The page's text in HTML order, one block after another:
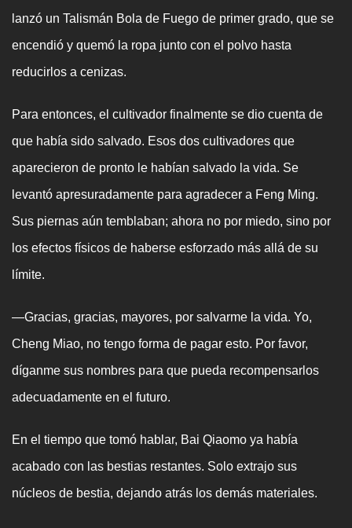
lanzó un Talismán Bola de Fuego de primer grado, que se
encendió y quemó la ropa junto con el polvo hasta
reducirlos a cenizas.
Para entonces, el cultivador finalmente se dio cuenta de
que había sido salvado. Esos dos cultivadores que
aparecieron de pronto le habían salvado la vida. Se
levantó apresuradamente para agradecer a Feng Ming.
Sus piernas aún temblaban; ahora no por miedo, sino por
los efectos físicos de haberse esforzado más allá de su
límite.
—Gracias, gracias, mayores, por salvarme la vida. Yo,
Cheng Miao, no tengo forma de pagar esto. Por favor,
díganme sus nombres para que pueda recompensarlos
adecuadamente en el futuro.
En el tiempo que tomó hablar, Bai Qiaomo ya había
acabado con las bestias restantes. Solo extrajo sus
núcleos de bestia, dejando atrás los demás materiales.